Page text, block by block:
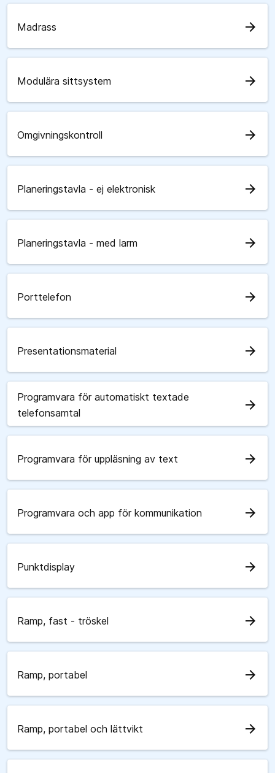
Madrass arrow_forward
Modulära sittsystem arrow_forward
Omgivningskontroll arrow_forward
Planeringstavla - ej elektronisk arrow_forward
Planeringstavla - med larm arrow_forward
Porttelefon arrow_forward
Presentationsmaterial arrow_forward
Programvara för automatiskt textade
telefonsamtal
arrow_forward
Programvara för uppläsning av text arrow_forward
Programvara och app för kommunikation arrow_forward
Punktdisplay arrow_forward
Ramp, fast - tröskel arrow_forward
Ramp, portabel arrow_forward
Ramp, portabel och lättvikt arrow_forward